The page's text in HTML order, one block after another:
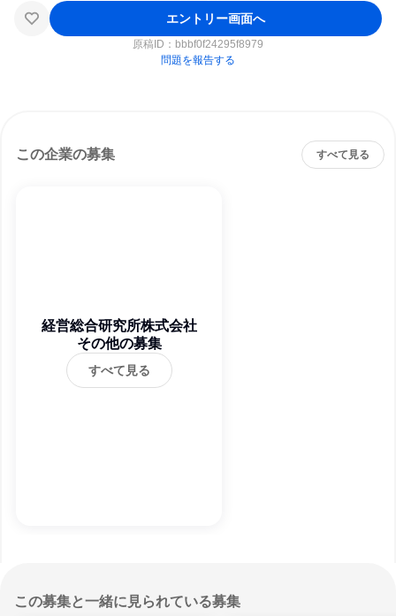
エントリー画面へ
原稿ID： bbbf0f24295f8979
問題を報告する
この企業の募集 すべて見る
経営総合研究所株式会社
その他の募集
すべて見る
この募集と一緒に見られている募集